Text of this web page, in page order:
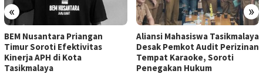
« »
BEM Nusantara Priangan
Timur Soroti Efektivitas
Kinerja APH di Kota
Tasikmalaya
Aliansi Mahasiswa Tasikmalaya
Desak Pemkot Audit Perizinan
Tempat Karaoke, Soroti
Penegakan Hukum